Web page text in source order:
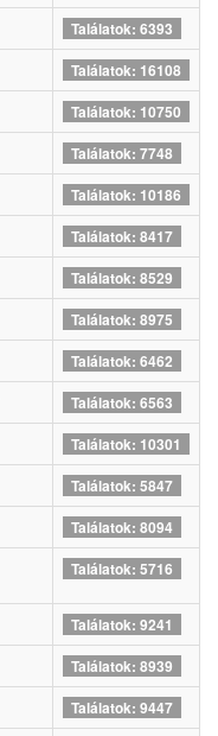
Találatok: 6393
Találatok: 16108
Találatok: 10750
Találatok: 7748
Találatok: 10186
Találatok: 8417
Találatok: 8529
Találatok: 8975
Találatok: 6462
Találatok: 6563
Találatok: 10301
Találatok: 5847
Találatok: 8094
Találatok: 5716
Találatok: 9241
Találatok: 8939
Találatok: 9447